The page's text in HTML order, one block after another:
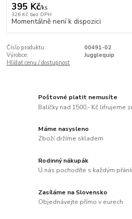
395 Kč/ks
326 Kč bez DPH
Momentálně není k dispozici
Číslo produktu:
00491-02
Výrobce:
Jugglequip
Hlídat cenu / dostupnost
Poštovné platit nemusíte
Balíčky nad 1500,- Kč lifrujeme
Máme nasysleno
Zboží držíme skladem
Rodinný nákupák
U nás pochodíte s každým
Zasíláme na Slovensko
Objednávejte přímo v eurech